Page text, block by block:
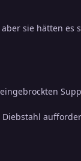
sie hätten es
Diebstahl